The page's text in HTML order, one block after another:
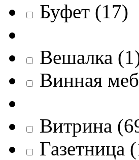
Буфет (17)
Вешалка (1
Винная
Витрина (
Газетница (